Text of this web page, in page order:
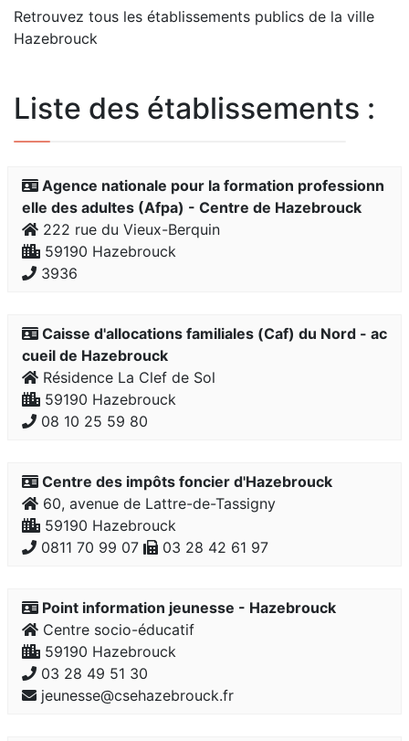
Retrouvez tous les établissements publics de la ville
Hazebrouck
Liste des établissements :
Agence nationale pour la formation professionn
elle des adultes (Afpa) - Centre de Hazebrouck
222 rue du Vieux-Berquin
59190 Hazebrouck
3936
Caisse d'allocations familiales (Caf) du Nord - ac
cueil de Hazebrouck
Résidence La Clef de Sol
59190 Hazebrouck
08 10 25 59 80
Centre des impôts foncier d'Hazebrouck
60, avenue de Lattre-de-Tassigny
59190 Hazebrouck
0811 70 99 07
03 28 42 61 97
Point information jeunesse - Hazebrouck
Centre socio-éducatif
59190 Hazebrouck
03 28 49 51 30
jeunesse@csehazebrouck.fr